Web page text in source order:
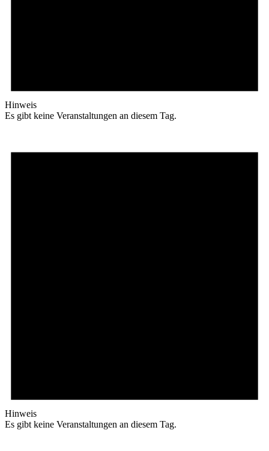
Hinweis
Es gibt keine Veranstaltungen an diesem Tag.
Hinweis
Es gibt keine Veranstaltungen an diesem Tag.